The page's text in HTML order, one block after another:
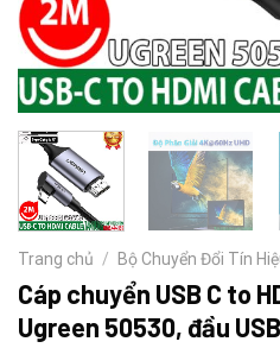
Trang chủ / Bộ Chuyển Đổi Tín
Cáp chuyển USB C to
Ugreen 50530, đầu